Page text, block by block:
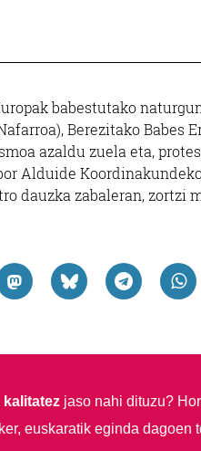
babestutako
Berezitako Babes
azaldu zuela eta,
Alduide
dauzka zabaleran, zortzi
kalitatezjaso nahi dituzu?
euskaratik eginda dagoen